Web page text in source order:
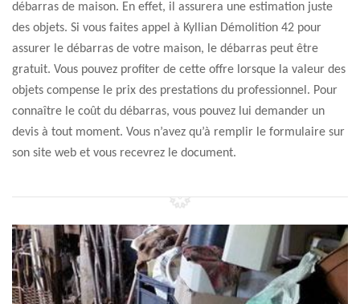
débarras de maison. En effet, il assurera une estimation juste
des objets. Si vous faites appel à Kyllian Démolition 42 pour
assurer le débarras de votre maison, le débarras peut être
gratuit. Vous pouvez profiter de cette offre lorsque la valeur des
objets compense le prix des prestations du professionnel. Pour
connaître le coût du débarras, vous pouvez lui demander un
devis à tout moment. Vous n’avez qu’à remplir le formulaire sur
son site web et vous recevrez le document.